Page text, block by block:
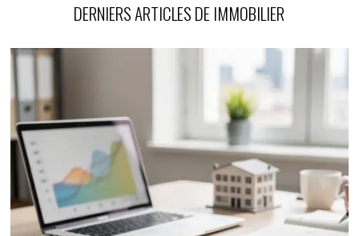
DERNIERS ARTICLES DE IMMOBILIER